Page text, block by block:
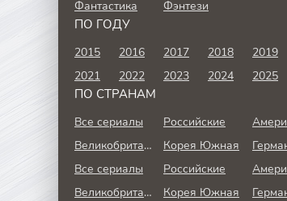
Фантастика
Фэнтези
ПО ГОДУ
2015 2016 2017 2018 2019
2021
2022 2023 2024 2025
ПО СТРАНАМ
Все сериалы Российские
Великобритания
Корея Южная
Все сериалы
Российские
Великобритания
Корея Южная